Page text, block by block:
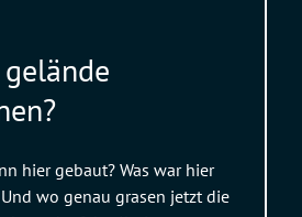
hier gebaut? Was war hier
wo genau grasen jetzt die